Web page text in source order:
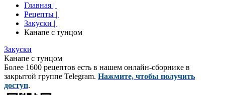
Главная |
Рецепты |
Закуски |
Канапе с тунцом
Закуски
Канапе с тунцом
Более 1600 рецептов есть в нашем онлайн-сборнике в
закрытой группе Telegram. Нажмите, чтобы получить
доступ.